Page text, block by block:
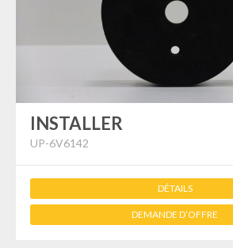
INSTALLER
UP-6V6142
DÉTAILS
DEMANDE D’OFFRE